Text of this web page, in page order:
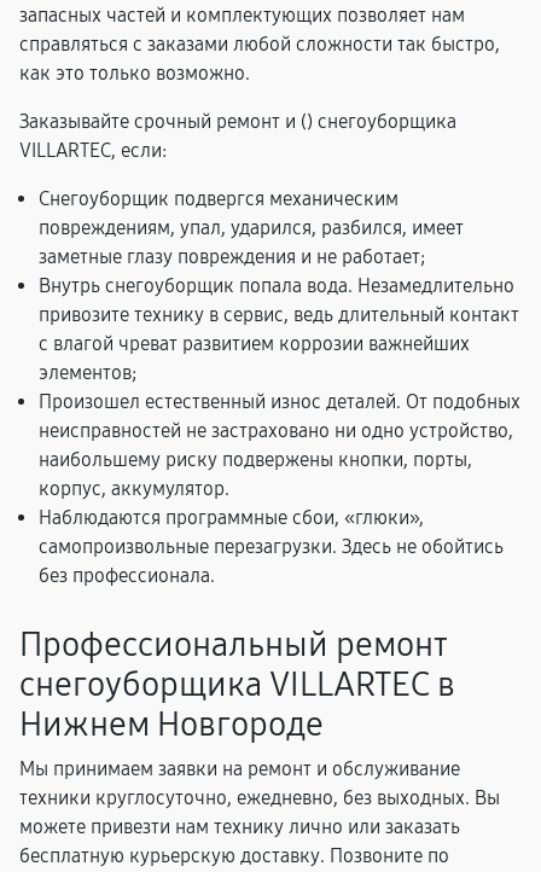
запасных частей и комплектующих позволяет нам
справляться с заказами любой сложности так быстро,
как это только возможно.
Заказывайте срочный ремонт и () снегоуборщика
VILLARTEC, если:
Снегоуборщик подвергся механическим
повреждениям, упал, ударился, разбился, имеет
заметные глазу повреждения и не работает;
Внутрь снегоуборщик попала вода. Незамедлительно
привозите технику в сервис, ведь длительный контакт
с влагой чреват развитием коррозии важнейших
элементов;
Произошел естественный износ деталей. От подобных
неисправностей не застраховано ни одно устройство,
наибольшему риску подвержены кнопки, порты,
корпус, аккумулятор.
Наблюдаются программные сбои, «глюки»,
самопроизвольные перезагрузки. Здесь не обойтись
без профессионала.
Профессиональный ремонт
снегоуборщика VILLARTEC в
Нижнем Новгороде
Мы принимаем заявки на ремонт и обслуживание
техники круглосуточно, ежедневно, без выходных. Вы
можете привезти нам технику лично или заказать
бесплатную курьерскую доставку. Позвоните по